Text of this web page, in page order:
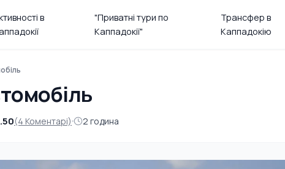
в
"Приватні тури по
Каппадокії"
Трансфер в
Каппадокію
(4 Коментарі) 2 година